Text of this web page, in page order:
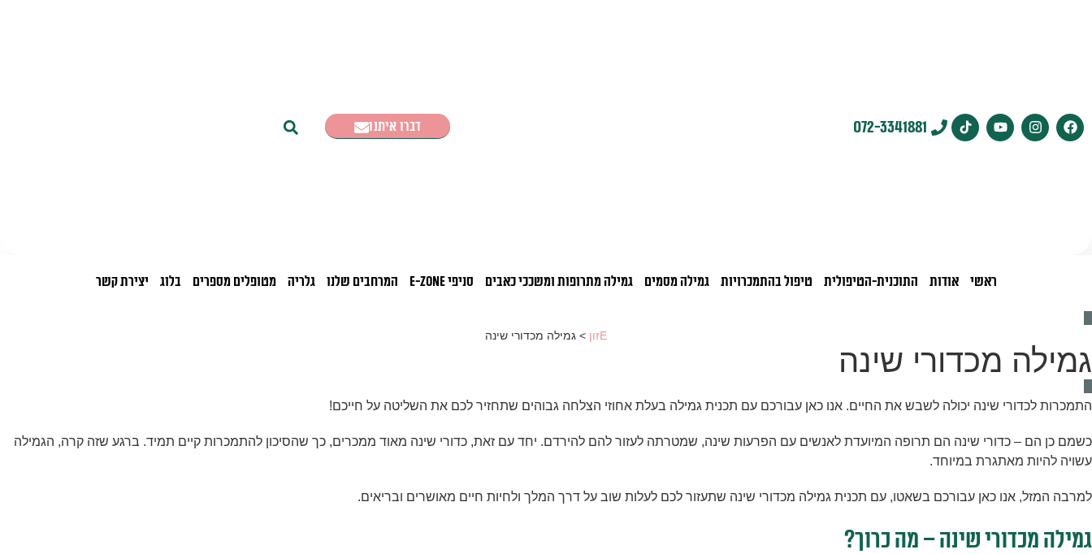
072-3341881 דברו איתנו
ראשי אודות התוכנית-הטיפולית טיפול בהתמכרויות גמילה מסמים גמילה מתרופות ומשככי כאבים סניפי E-ZONE המרחבים שלנו גלריה מטופלים מספרים בלוג יצירת קשר
Eזון > גמילה מכדורי שינה
גמילה מכדורי שינה
התמכרות לכדורי שינה יכולה לשבש את החיים. אנו כאן עבורכם עם תכנית גמילה בעלת אחוזי הצלחה גבוהים שתחזיר לכם את השליטה על חייכם!
כשמם כן הם – כדורי שינה הם תרופה המיועדת לאנשים עם הפרעות שינה, שמטרתה לעזור להם להירדם. יחד עם זאת, כדורי שינה מאוד ממכרים, כך שהסיכון להתמכרות קיים תמיד. ברגע שזה קרה, הגמילה
עשויה להיות מאתגרת במיוחד.
למרבה המזל, אנו כאן עבורכם בשאטו, עם תכנית גמילה מכדורי שינה שתעזור לכם לעלות שוב על דרך המלך ולחיות חיים מאושרים ובריאים.
גמילה מכדורי שינה – מה כרוך?